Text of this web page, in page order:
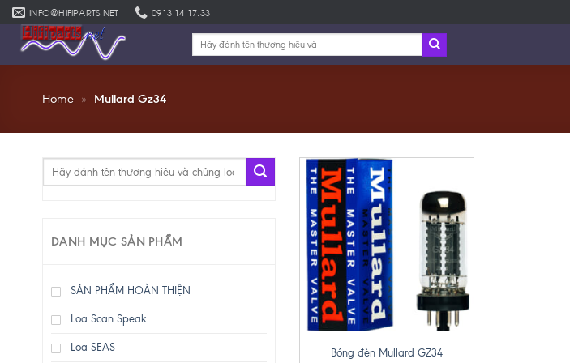
Skip
to
content
INFO@HIFIPARTS.NET 0913 14.17.33
Tìm
Home » Mullard Gz34
Tìm
DANH MỤC SẢN PHẨM
SẢN PHẨM HOÀN THIỆN
Loa Scan Speak
Loa SEAS
+
Bóng đèn Mullard GZ34